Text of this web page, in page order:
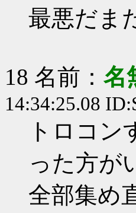
最悪だま
18 名前： 名
14:34:25.08
トロコン
った方が
全部集め